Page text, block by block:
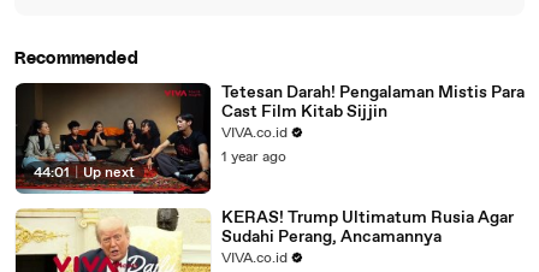
Recommended
44:01 | Up next
Tetesan Darah! Pengalaman Mistis Para
Cast Film Kitab Sijjin
VIVA.co.id
1 year ago
KERAS! Trump Ultimatum Rusia Agar
Sudahi Perang, Ancamannya
VIVA.co.id